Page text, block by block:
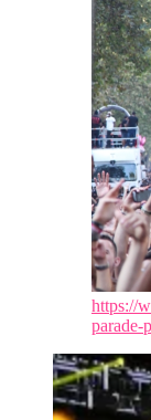
https://
parade-